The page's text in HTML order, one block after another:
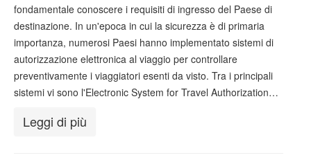
fondamentale conoscere i requisiti di ingresso del Paese di
destinazione. In un'epoca in cui la sicurezza è di primaria
importanza, numerosi Paesi hanno implementato sistemi di
autorizzazione elettronica al viaggio per controllare
preventivamente i viaggiatori esenti da visto. Tra i principali
sistemi vi sono l'Electronic System for Travel Authorization…
Leggi di più